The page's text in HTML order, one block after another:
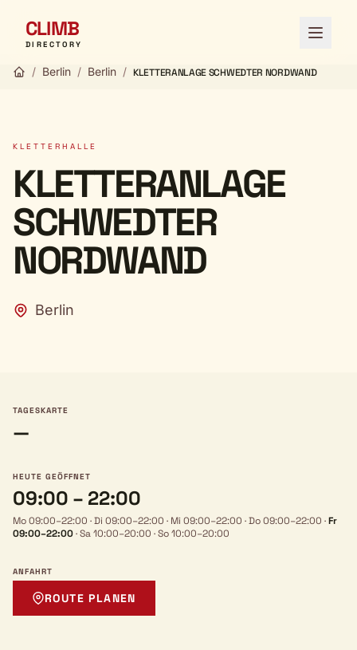
CLIMB
DIRECTORY Menü
/ Berlin / Berlin / KLETTERANLAGE SCHWEDTER NORDWAND
KLETTERHALLE
KLETTERANLAGE
SCHWEDTER
NORDWAND
Berlin
TAGESKARTE
—
HEUTE GEÖFFNET
09:00 – 22:00
Mo 09:00–22:00 ·Di 09:00–22:00 · Mi 09:00–22:00 ·Do 09:00–22:00 ·Fr
09:00–22:00·Sa 10:00–20:00 ·So 10:00–20:00
ANFAHRT
ROUTE PLANEN